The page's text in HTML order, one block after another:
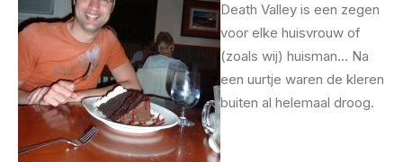
Death Valley is een zegen
voor elke huisvrouw of
(zoals wij) huisman… Na
een uurtje waren de kleren
buiten al helemaal droog.